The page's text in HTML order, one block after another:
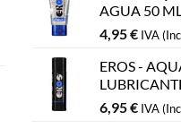
AGUA 50
4,95€ IVA
EROS -
6,95€ IVA